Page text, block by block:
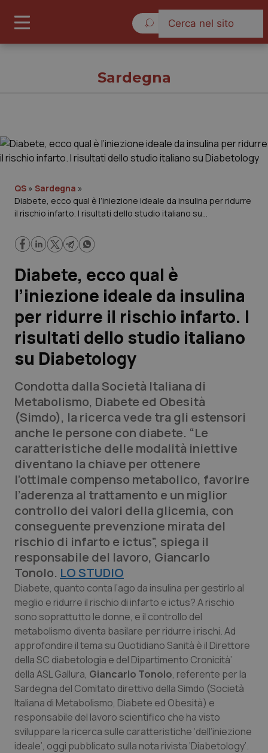
Governo e Parlamento
Regioni e Asl
Lavoro e Professioni
Scienza e Farmaci
Studi e Analisi
Lettere al direttore
Edizioni Regionali
QS Pro
Professionisti Sanitari.AI
Abruzzo
Basilicata
Calabria
Campania
Emilia-Romagna
Friuli Venezia Giulia
Lazio
Liguria
Lombardia
QS Pro Gold
Artrite & artrosi
Asma & BPCO
Car-T
Colesterolo & coronaropatie
Dermatite Atopica
Diabete & glucometri
Disturbi dell’umore
Dolore
QS Club Newsletter
Sardegna
QS » Sardegna »
Diabete, ecco qual è l’iniezione ideale da insulina per ridurre
il rischio infarto. I risultati dello studio italiano su
Diabete, ecco qual è
l’iniezione ideale da insulina
per ridurre il rischio infarto. I
risultati dello studio italiano
su Diabetology
Condotta dalla Società Italiana di
Metabolismo, Diabete ed Obesità
(Simdo), la ricerca vede tra gli estensori
anche le persone con diabete. “Le
caratteristiche delle modalità iniettive
diventano la chiave per ottenere
l’ottimale compenso metabolico, favorire
l’aderenza al trattamento e un miglior
controllo dei valori della glicemia, con
conseguente prevenzione mirata del
rischio di infarto e ictus”, spiega il
responsabile del lavoro, Giancarlo
Tonolo. LO STUDIO
Diabete, quanto conta l’ago da insulina per gestirlo al
meglio e ridurre il rischio di infarto e ictus? A rischio
sono soprattutto le donne, e il controllo del
metabolismo diventa basilare per ridurre i rischi. Ad
approfondire il tema su Quotidiano Sanità è il Direttore
della SC diabetologia e del Dipartimento Cronicità’
della ASL Gallura, Giancarlo Tonolo, referente per la
Sardegna del Comitato direttivo della Simdo (Società
Italiana di Metabolismo, Diabete ed Obesità) e
responsabile del lavoro scientifico che ha visto
sviluppare la ricerca sulle caratteristiche ‘dell’iniezione
ideale’, oggi pubblicato sulla nota rivista ‘Diabetology’.